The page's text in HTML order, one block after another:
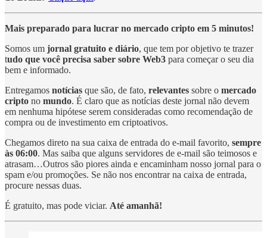
Mais preparado para lucrar no mercado cripto em 5 minutos!
Somos um jornal gratuito e diário, que tem por objetivo te trazer
tudo que você precisa saber sobre Web3 para começar o seu dia
bem e informado.
Entregamos notícias que são, de fato, relevantes sobre o mercado
cripto no mundo. É claro que as notícias deste jornal não devem
em nenhuma hipótese serem consideradas como recomendação de
compra ou de investimento em criptoativos.
Chegamos direto na sua caixa de entrada do e-mail favorito, sempre
às 06:00. Mas saiba que alguns servidores de e-mail são teimosos e
atrasam…Outros são piores ainda e encaminham nosso jornal para o
spam e/ou promoções. Se não nos encontrar na caixa de entrada,
procure nessas duas.
É gratuito, mas pode viciar. Até amanhã!